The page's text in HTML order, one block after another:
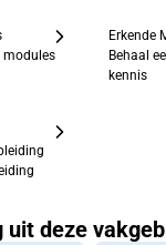
modules
Erkende
Behaal
kennis
uit deze